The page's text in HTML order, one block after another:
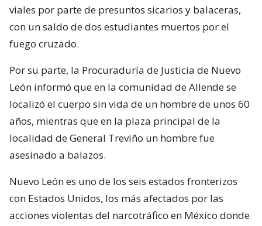
viales por parte de presuntos sicarios y balaceras,
con un saldo de dos estudiantes muertos por el
fuego cruzado.
Por su parte, la Procuraduría de Justicia de Nuevo
León informó que en la comunidad de Allende se
localizó el cuerpo sin vida de un hombre de unos 60
años, mientras que en la plaza principal de la
localidad de General Treviño un hombre fue
asesinado a balazos.
Nuevo León es uno de los seis estados fronterizos
con Estados Unidos, los más afectados por las
acciones violentas del narcotráfico en México donde